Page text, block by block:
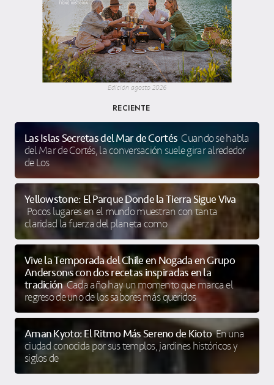
Edición agosto 2026
RECIENTE
Las Islas Secretas del Mar de Cortés Cuando se habla
del Mar de Cortés, la conversación suele girar alrededor
de Los
Yellowstone: El Parque Donde la Tierra Sigue Viva
Pocos lugares en el mundo muestran con tanta
claridad la fuerza del planeta como
Vive la Temporada del Chile en Nogada en Grupo
Anderson’s con dos recetas inspiradas en la
tradición Cada año hay un momento que marca el
regreso de uno de los sabores más queridos
Aman Kyoto: El Ritmo Más Sereno de Kioto En una
ciudad conocida por sus templos, jardines históricos y
siglos de